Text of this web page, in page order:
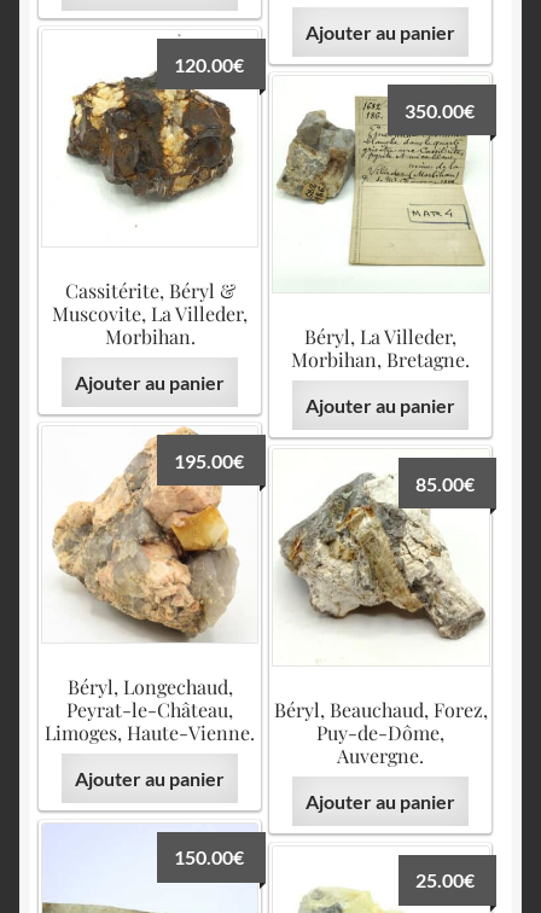
Ajouter au panier
Cassitérite, Béryl &
Muscovite, La Villeder,
Morbihan.
120.00€
Ajouter au panier
Béryl, La Villeder,
Morbihan, Bretagne.
350.00€
Ajouter au panier
Béryl, Longechaud,
Peyrat-le-Château,
Limoges, Haute-Vienne.
195.00€
Ajouter au panier
Béryl, Beauchaud, Forez,
Puy-de-Dôme,
Auvergne.
85.00€
Ajouter au panier
150.00€
25.00€